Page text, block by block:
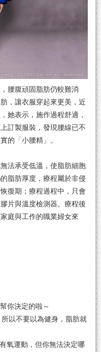
腰腹頑固脂肪仍較難消
，讓衣服穿起來更美，近
她表示，施作過程舒適，
訂製服裝，發現腰線已不
的「小腰精」。
法承受低溫，使脂肪細胞
脂肪厚度，療程屬於非侵
復期；療程過程中，只會
片與溫度檢測器。療程後
庭與工作的職業婦女來
你決定的啦～
以不要以為健身，脂肪就
氧運動，但你無法決定哪